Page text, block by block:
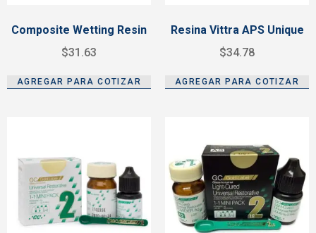
Composite Wetting Resin
$31.63
AGREGAR PARA COTIZAR
Resina Vittra APS Unique
$34.78
AGREGAR PARA COTIZAR